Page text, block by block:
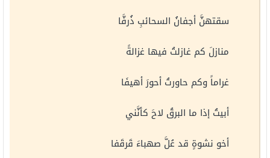
سقتهنَّ أجفانُ السحائبِ ذُرفَّا
منازلَ كم غازلتُ فيها غزالةً
غراماً وكم حاورتُ أحورَ أهيفَا
أبيتُ إذا ما البرقُ لاحَ كأنَّني
أخو نشوةٍ قد عُلَّ صهباءَ قَرقَفا